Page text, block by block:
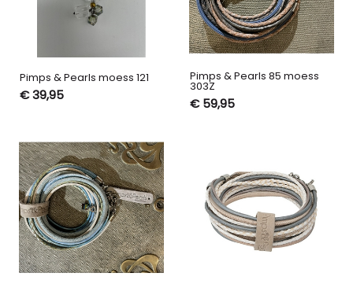
Pimps & Pearls moess 121
€ 39,95
Pimps & Pearls 85 moess
303Z
€ 59,95